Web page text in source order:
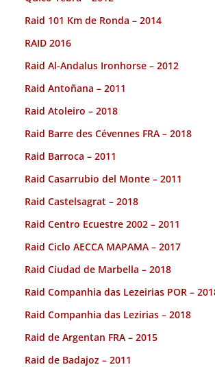
Raid 101 Km de Ronda – 2014
RAID 2016
Raid Al-Andalus Ironhorse – 2012
Raid Antoñana – 2011
Raid Atoleiro – 2018
Raid Barre des Cévennes FRA – 2018
Raid Barroca – 2011
Raid Casarrubio del Monte – 2011
Raid Castelsagrat – 2018
Raid Centro Ecuestre 2002 – 2011
Raid Ciclo AECCA MAPAMA – 2017
Raid Ciudad de Marbella – 2018
Raid Companhia das Lezeirias POR –
Raid Companhia das Lezirias – 2018
Raid de Argentan FRA – 2015
Raid de Badajoz – 2011